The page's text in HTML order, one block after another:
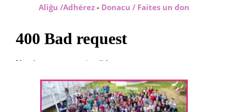
Aliĝu /Adhérez - Donacu / Faites un don